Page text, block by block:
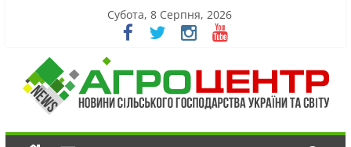
Субота, 8 Серпня, 2026